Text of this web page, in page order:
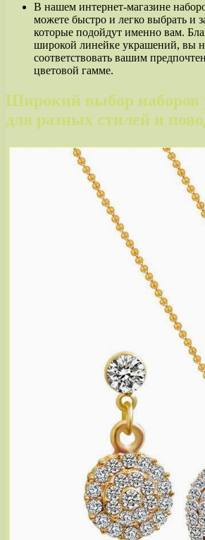
В нашем интернет-магазине
можете быстро и легко выбрать и
которые подойдут именно вам.
широкой линейке украшений, вы
соответствовать вашим
цветовой гамме.
Широкий выбор наборов
для разных стилей и